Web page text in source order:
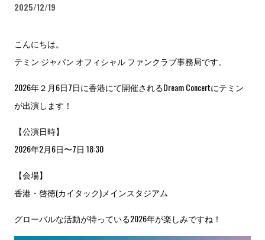
2025/12/19
こんにちは。
テミン ジャパン オフィシャル ファンクラブ事務局です。
2026年２月6日7日に香港にて開催されるDream Concertにテミン
が出演します！
【公演日時】
2026年2月6日〜7日 18:30
【会場】
香港・啓徳(カイタック)メインスタジアム
グローバルな活動が待っている2026年が楽しみですね！